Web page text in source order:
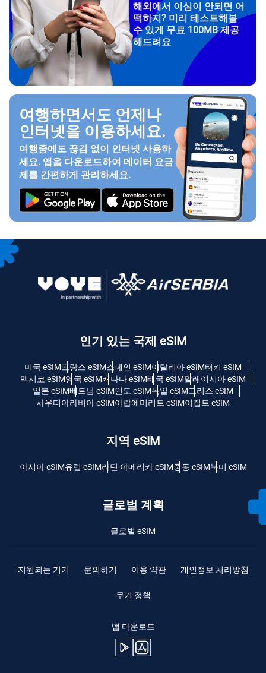
해외에서 이심이 안되면 어
떡하지? 미리 테스트해볼
수 있게 무료 100MB 제공
해드려요
여행하면서도 언제나
인터넷을 이용하세요.
여행중에도 끊김 없이 인터넷 사용하
세요. 앱을 다운로드하여 데이터 요금
제를 간편하게 관리하세요.
인기 있는 국제 eSIM
미국 eSIM프랑스 eSIM스페인 eSIM이탈리아 eSIM터키 eSIM
멕시코 eSIM영국 eSIM캐나다 eSIM태국 eSIM말레이시아 eSIM
일본 eSIM베트남 eSIM인도 eSIM독일 eSIM그리스 eSIM
사우디아라비아 eSIM아랍에미리트 eSIM이집트 eSIM
지역 eSIM
아시아 eSIM유럽 ​​eSIM라틴 아메리카 eSIM중동 eSIM북미 eSIM
글로벌 계획
글로벌 eSIM
지원되는 기기 문의하기 이용 약관 개인정보 처리방침
쿠키 정책
앱 다운로드